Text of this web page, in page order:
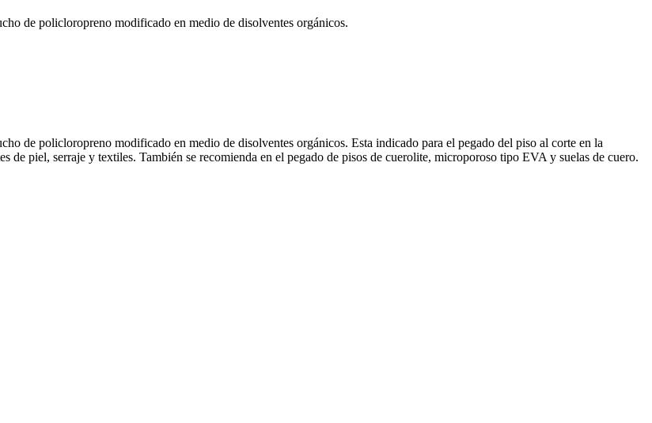
de policloropreno modificado en medio de disolventes orgánicos.
de policloropreno modificado en medio de disolventes orgánicos. Esta indicado para el pegado del piso al corte en la
de piel, serraje y textiles. También se recomienda en el pegado de pisos de cuerolite, microporoso tipo EVA y suelas de cuero.